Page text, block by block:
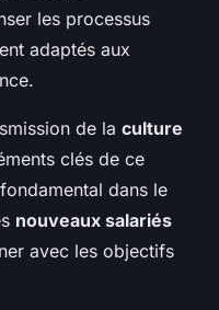
les processus
adaptés aux
de la culture
clés de ce
dans le
nouveaux salariés
avec les objectifs